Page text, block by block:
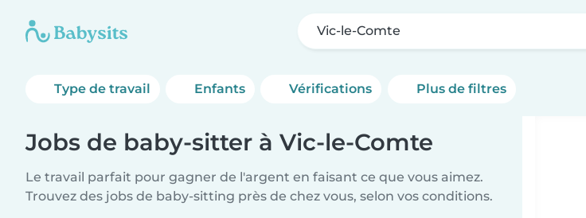
Vic-le-Comte
Type de travail Enfants Vérifications Plus de filtres
Jobs de baby-sitter à Vic-le-Comte
Le travail parfait pour gagner de l'argent en faisant ce que vous aimez.
Trouvez des jobs de baby-sitting près de chez vous, selon vos conditions.